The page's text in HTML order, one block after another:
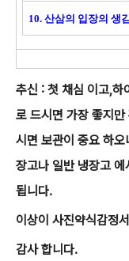
10. 산삼의 입장의 생
추신 : 첫 채심 이고,하
로 드시면 가장 좋지
시면 보관이 중요 하
장고나 일반 냉장고
됩니다.
이상이 사진약식감정
감사 합니다.